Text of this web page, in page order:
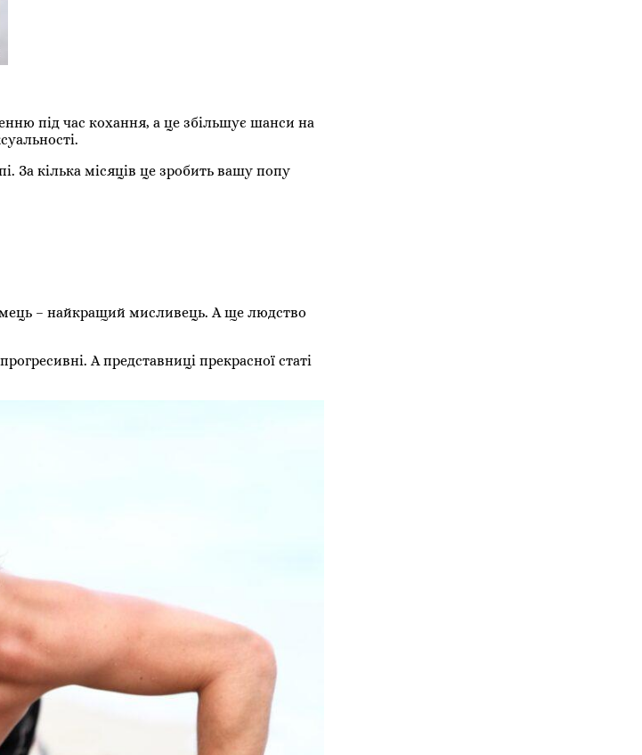
під час кохання, а це збільшує шанси на
За кілька місяців це зробить вашу попу
– найкращий мисливець. А ще людство
А представниці прекрасної статі